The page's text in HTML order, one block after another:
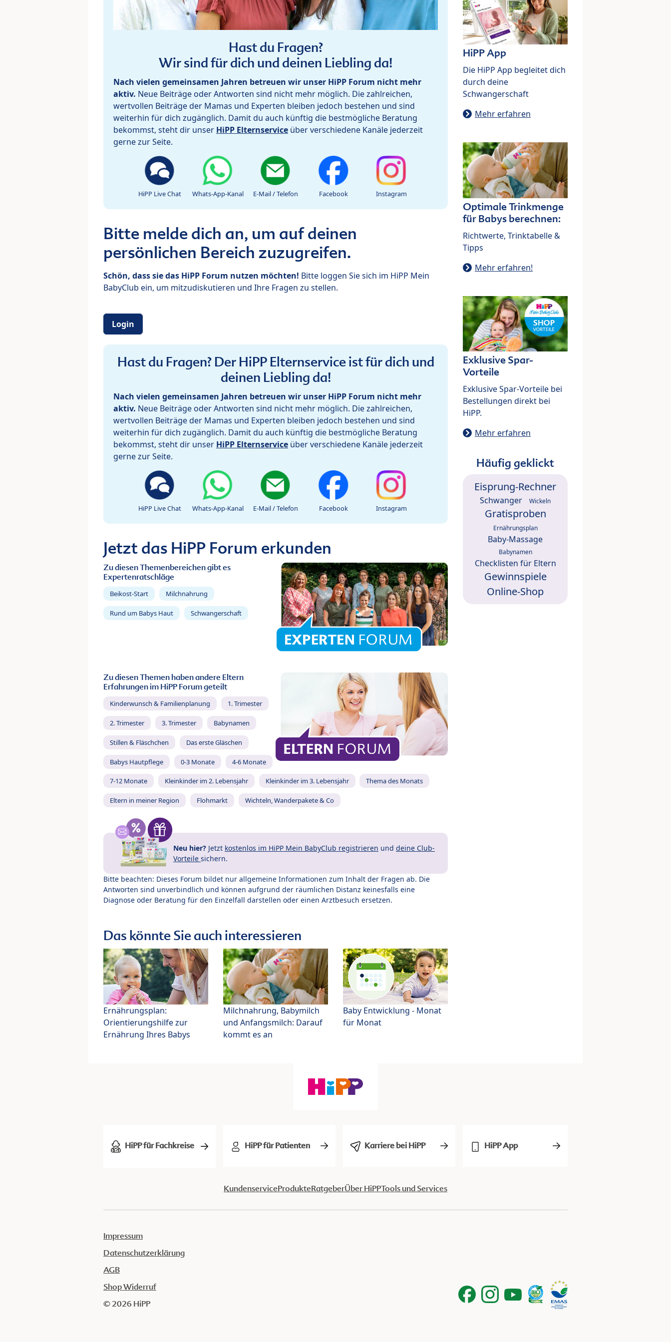
Hast du Fragen?
Wir sind für dich und deinen Liebling da!
Nach vielen gemeinsamen Jahren betreuen wir unser HiPP Forum nicht mehr
aktiv. Neue Beiträge oder Antworten sind nicht mehr möglich. Die zahlreichen,
wertvollen Beiträge der Mamas und Experten bleiben jedoch bestehen und sind
weiterhin für dich zugänglich. Damit du auch künftig die bestmögliche Beratung
bekommst, steht dir unser HiPP Elternservice über verschiedene Kanäle jederzeit
gerne zur Seite.
HiPP Live Chat Whats-App-Kanal E-Mail / Telefon Facebook Instagram
Bitte melde dich an, um auf deinen
persönlichen Bereich zuzugreifen.
Schön, dass sie das HiPP Forum nutzen möchten! Bitte loggen Sie sich im HiPP Mein
BabyClub ein, um mitzudiskutieren und Ihre Fragen zu stellen.
Login
Hast du Fragen? Der HiPP Elternservice ist für dich und
deinen Liebling da!
Nach vielen gemeinsamen Jahren betreuen wir unser HiPP Forum nicht mehr
aktiv. Neue Beiträge oder Antworten sind nicht mehr möglich. Die zahlreichen,
wertvollen Beiträge der Mamas und Experten bleiben jedoch bestehen und sind
weiterhin für dich zugänglich. Damit du auch künftig die bestmögliche Beratung
bekommst, steht dir unser HiPP Elternservice über verschiedene Kanäle jederzeit
gerne zur Seite.
HiPP Live Chat Whats-App-Kanal E-Mail / Telefon Facebook Instagram
Jetzt das HiPP Forum erkunden
Zu diesen Themenbereichen gibt es
Expertenratschläge
Beikost-Start Milchnahrung
Rund um Babys Haut Schwangerschaft
Zu diesen Themen haben andere Eltern
Erfahrungen im HiPP Forum geteilt
Kinderwunsch & Familienplanung 1. Trimester
2. Trimester 3. Trimester Babynamen
Stillen & Fläschchen Das erste Gläschen
Babys Hautpflege 0-3 Monate 4-6 Monate
7-12 Monate Kleinkinder im 2. Lebensjahr Kleinkinder im 3. Lebensjahr Thema des Monats
Eltern in meiner Region Flohmarkt Wichteln, Wanderpakete & Co
Neu hier? Jetzt kostenlos im HiPP Mein BabyClub registrieren und deine Club-
Vorteile sichern.
Bitte beachten: Dieses Forum bildet nur allgemeine Informationen zum Inhalt der Fragen ab. Die
Antworten sind unverbindlich und können aufgrund der räumlichen Distanz keinesfalls eine
Diagnose oder Beratung für den Einzelfall darstellen oder einen Arztbesuch ersetzen.
Das könnte Sie auch interessieren
Ernährungsplan:
Orientierungshilfe zur
Ernährung Ihres Babys
Milchnahrung, Babymilch
und Anfangsmilch: Darauf
kommt es an
Baby Entwicklung - Monat
für Monat
HiPP App
Die HiPP App begleitet dich
durch deine
Schwangerschaft
Mehr erfahren
Optimale Trinkmenge
für Babys berechnen:
Richtwerte, Trinktabelle &
Tipps
Mehr erfahren!
Exklusive Spar-
Vorteile
Exklusive Spar-Vorteile bei
Bestellungen direkt bei
HiPP.
Mehr erfahren
Häufig geklickt
Eisprung-Rechner
Schwanger Wickeln
Gratisproben
Ernährungsplan
Baby-Massage
Babynamen
Checklisten für Eltern
Gewinnspiele
Online-Shop
HiPP für Fachkreise HiPP für Patienten Karriere bei HiPP HiPP App
KundenserviceProdukteRatgeberÜber HiPPTools und Services
Impressum
Datenschutzerklärung
AGB
Shop Widerruf
© 2026 HiPP